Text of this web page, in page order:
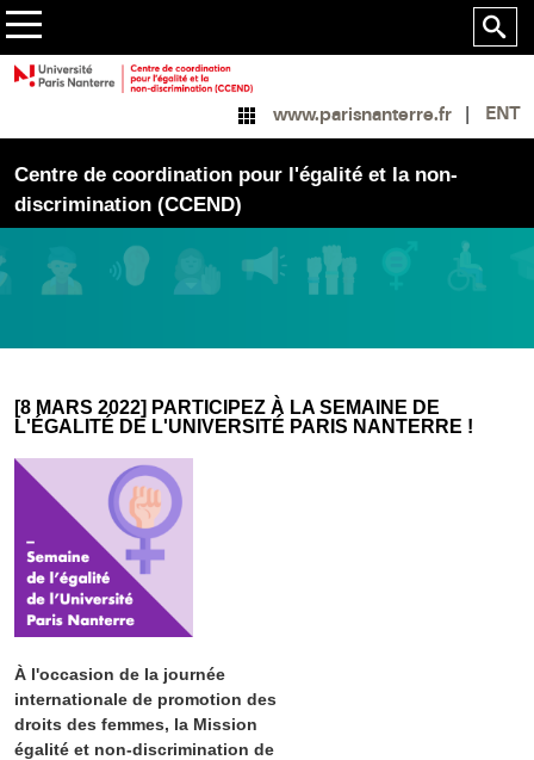
www.parisnanterre.fr ENT
Centre de coordination pour l'égalité et la non-
discrimination (CCEND)
[8 MARS 2022] PARTICIPEZ À LA SEMAINE DE
L'ÉGALITÉ DE L'UNIVERSITÉ PARIS NANTERRE !
À l'occasion de la journée
internationale de promotion des
droits des femmes, la Mission
égalité et non-discrimination de